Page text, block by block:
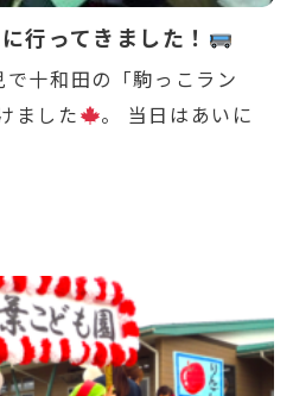
行ってきました！
十和田の「駒っこラン
ました
。 当日はあいに
$post_id in
public_html/